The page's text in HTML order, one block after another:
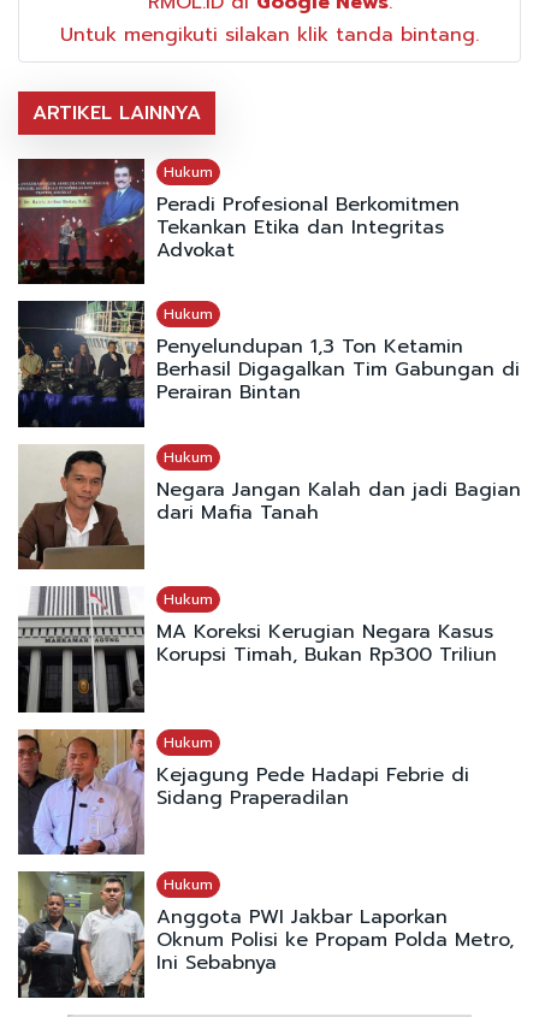
Untuk mengikuti silakan klik tanda bintang.
ARTIKEL LAINNYA
Hukum
Peradi Profesional Berkomitmen
Tekankan Etika dan Integritas
Advokat
Hukum
Penyelundupan 1,3 Ton Ketamin
Berhasil Digagalkan Tim Gabungan di
Perairan Bintan
Hukum
Negara Jangan Kalah dan jadi Bagian
dari Mafia Tanah
Hukum
MA Koreksi Kerugian Negara Kasus
Korupsi Timah, Bukan Rp300 Triliun
Hukum
Kejagung Pede Hadapi Febrie di
Sidang Praperadilan
Hukum
Anggota PWI Jakbar Laporkan
Oknum Polisi ke Propam Polda Metro,
Ini Sebabnya